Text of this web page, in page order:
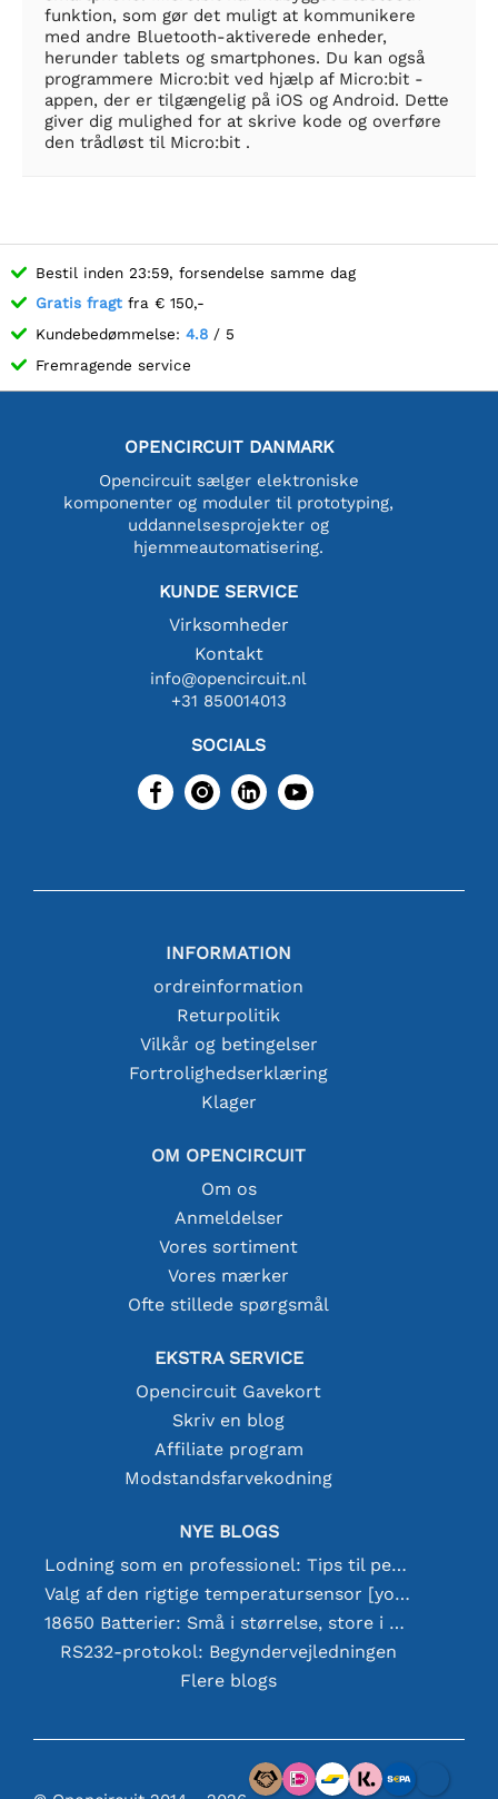
funktion, som gør det muligt at kommunikere
med andre Bluetooth-aktiverede enheder,
herunder tablets og smartphones. Du kan også
programmere Micro:bit ved hjælp af Micro:bit -
appen, der er tilgængelig på iOS og Android. Dette
giver dig mulighed for at skrive kode og overføre
den trådløst til Micro:bit .
Bestil inden 23:59, forsendelse samme dag
Gratis fragt fra € 150,-
Kundebedømmelse: 4.8 / 5
Fremragende service
OPENCIRCUIT DANMARK
Opencircuit sælger elektroniske
komponenter og moduler til prototyping,
uddannelsesprojekter og
hjemmeautomatisering.
KUNDE SERVICE
Virksomheder
Kontakt
info@opencircuit.nl
+31 850014013
SOCIALS
INFORMATION
ordreinformation
Returpolitik
Vilkår og betingelser
Fortrolighedserklæring
Klager
OM OPENCIRCUIT
Om os
Anmeldelser
Vores sortiment
Vores mærker
Ofte stillede spørgsmål
EKSTRA SERVICE
Opencircuit Gavekort
Skriv en blog
Affiliate program
Modstandsfarvekodning
NYE BLOGS
Lodning som en professionel: Tips til perfekte elektroniske forbindelser
Valg af den rigtige temperatursensor [youtube]
18650 Batterier: Små i størrelse, store i ydeevne
RS232-protokol: Begyndervejledningen
Flere blogs